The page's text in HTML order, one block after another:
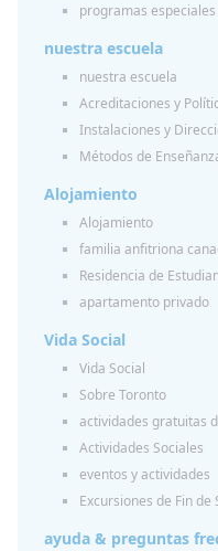
programas
nuestra escuela
nuestra escuela
Acreditaciones y
Instalaciones y
Métodos de
Alojamiento
Alojamiento
familia anfitriona
Residencia de
apartamento privado
Vida Social
Vida Social
Sobre Toronto
actividades gratuitas
Actividades Sociales
eventos y actividades
Excursiones de Fin de
ayuda & preguntas